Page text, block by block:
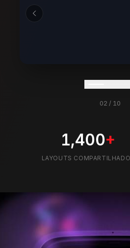
02 / 10
1,400+
LAYOUTS